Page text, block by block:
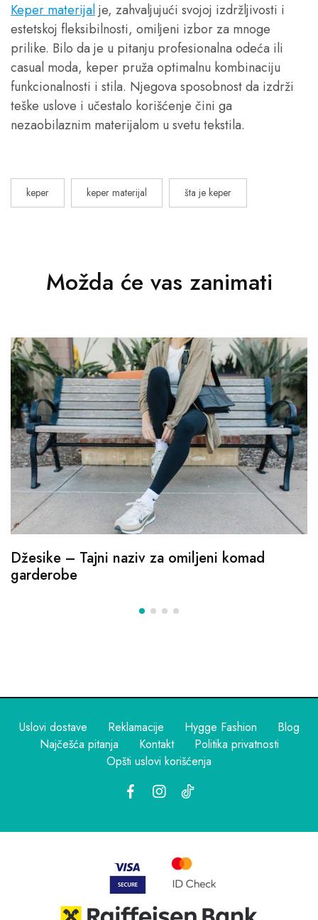
Keper materijalje, zahvaljujući svojoj izdržljivosti i
estetskoj fleksibilnosti, omiljeni izbor za mnoge
prilike. Bilo da je u pitanju profesionalna odeća ili
casual moda, keper pruža optimalnu kombinaciju
funkcionalnosti i stila. Njegova sposobnost da izdrži
teške uslove i učestalo korišćenje čini ga
nezaobilaznim materijalom u svetu tekstila.
keper keper materijal šta je keper
Možda će vas zanimati
Džesike – Tajni naziv za omiljeni komad
garderobe
Uslovi dostave Reklamacije Hygge Fashion
Blog
Najčešća pitanja
Kontakt
Politika privatnosti
Opšti uslovi korišćenja